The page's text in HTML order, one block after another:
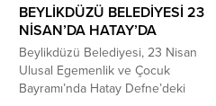
BEYLİKDÜZÜ BELEDİYESİ 23
NİSAN’DA HATAY’DA
Beylikdüzü Belediyesi, 23 Nisan
Ulusal Egemenlik ve Çocuk
Bayramı’nda Hatay Defne’deki